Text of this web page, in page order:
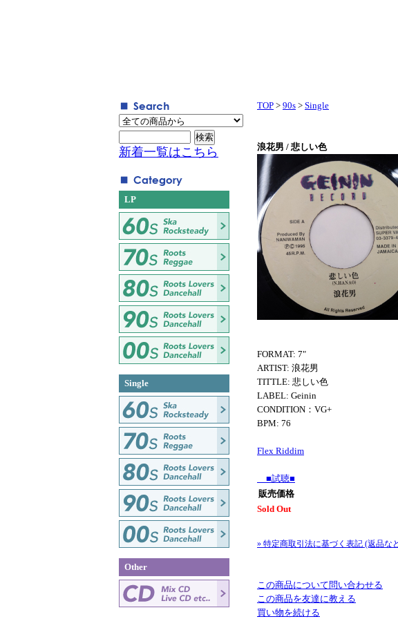
TOP > 90s > Single
浪花男 / 悲しい色
FORMAT: 7"
ARTIST: 浪花男
TITTLE: 悲しい色
LABEL: Geinin
CONDITION：VG+
BPM: 76
Flex Riddim
■試聴■
販売価格
Sold Out
» 特定商取引法に基づく表記 (返品な
この商品について問い合わせる
この商品を友達に教える
買い物を続ける
新着一覧はこちら
LP
Single
Other